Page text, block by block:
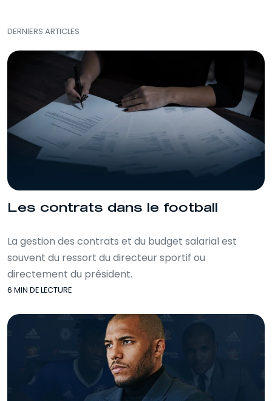
DERNIERS ARTICLES
Les contrats dans le football
La gestion des contrats et du budget salarial est
souvent du ressort du directeur sportif ou
directement du président.
6 MIN DE LECTURE